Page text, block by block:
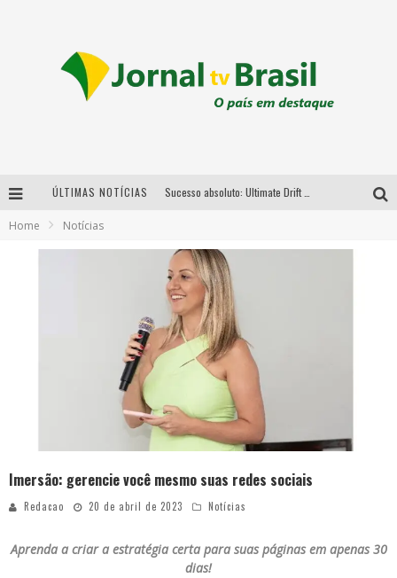
ÚLTIMAS NOTÍCIAS
Home Notícias
Imersão: gerencie você mesmo suas redes sociais
Redacao 20 de abril de 2023 Notícias
Aprenda a criar a estratégia certa para suas páginas em apenas 30
dias!